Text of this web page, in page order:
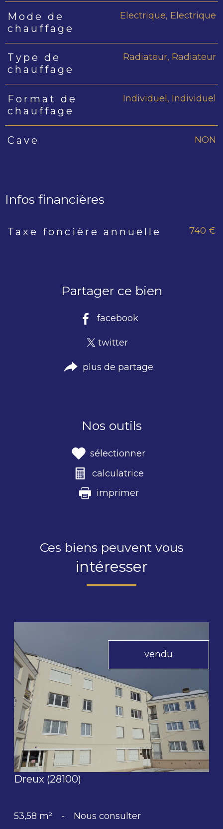
Mode de
chauffage
Electrique, Electrique
Type de
chauffage
Radiateur, Radiateur
Format de
chauffage
Individuel, Individuel
Cave NON
Infos financières
Caractéristiques Valeurs
Taxe foncière annuelle 740 €
Partager ce bien
facebook
twitter
plus de partage
Nos outils
sélectionner
calculatrice
imprimer
Ces biens peuvent vous
intéresser
vendu
voir le bien
Dreux (28100)
53,58 m² - Nous consulter